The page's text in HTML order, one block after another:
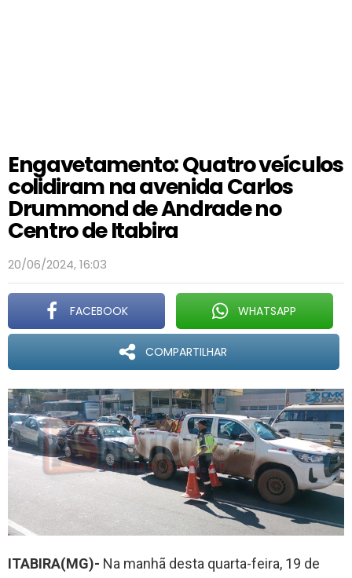
Engavetamento: Quatro veículos
colidiram na avenida Carlos
Drummond de Andrade no
Centro de Itabira
20/06/2024, 16:03
FACEBOOK WHATSAPP
COMPARTILHAR
ITABIRA(MG)- Na manhã desta quarta-feira, 19 de